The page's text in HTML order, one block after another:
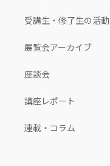
受講生・修了生の活動
展覧会アーカイブ
座談会
講座レポート
連載・コラム